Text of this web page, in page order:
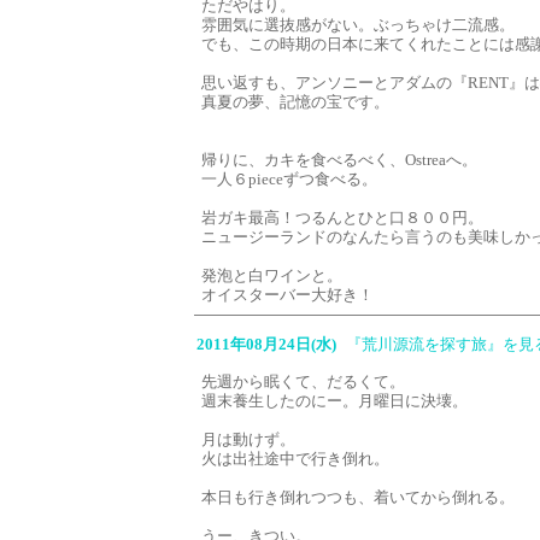
ただやはり。
雰囲気に選抜感がない。ぶっちゃけ二流感。
でも、この時期の日本に来てくれたことには感
思い返すも、アンソニーとアダムの『RENT』は
真夏の夢、記憶の宝です。
帰りに、カキを食べるべく、Ostreaへ。
一人６pieceずつ食べる。
岩ガキ最高！つるんとひと口８００円。
ニュージーランドのなんたら言うのも美味しか
発泡と白ワインと。
オイスターバー大好き！
2011年08月24日(水) 『荒川源流を探す旅』を見
先週から眠くて、だるくて。
週末養生したのにー。月曜日に決壊。
月は動けず。
火は出社途中で行き倒れ。
本日も行き倒れつつも、着いてから倒れる。
うー、きつい。